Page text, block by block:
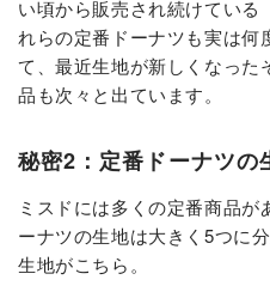
い頃から販売され続けている
れらの定番ドーナツも実は何
て、最近生地が新しくなった
品も次々と出ています。
秘密2：定番ドーナツの
ミスドには多くの定番商品
ーナツの生地は大きく5つに
生地がこちら。